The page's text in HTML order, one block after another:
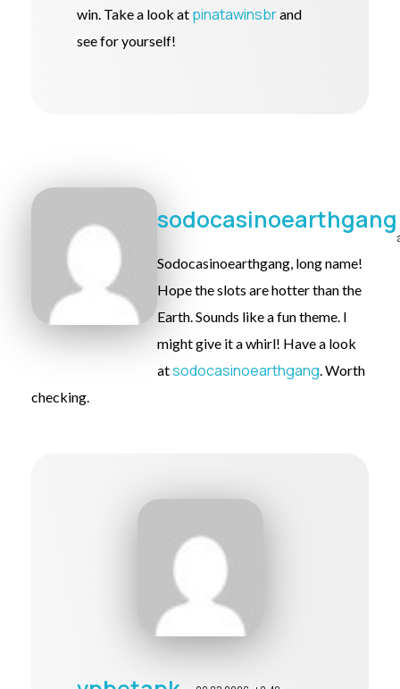
win. Take a look at pinatawinsbrand
see for yourself!
sodocasinoearthgang
Sodocasinoearthgang, long name!
Hope the slots are hotter than the
Earth. Sounds like a fun theme. I
might give it a whirl! Have a look
atsodocasinoearthgang. Worth
checking.